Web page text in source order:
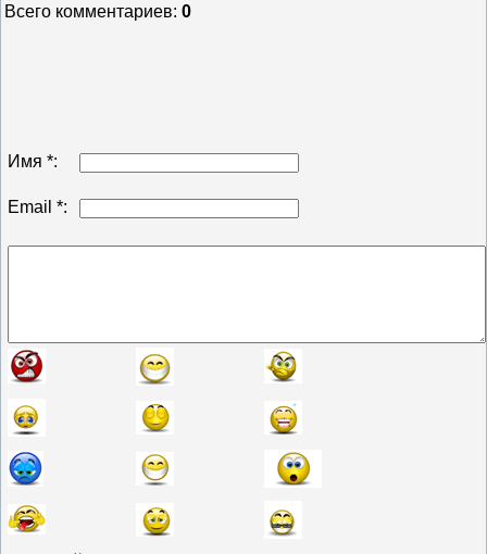
Всего комментариев: 0
Имя *:
Email *: